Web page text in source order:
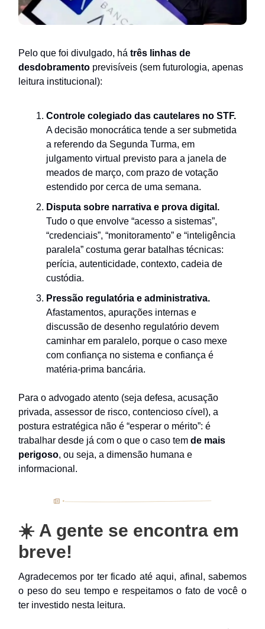
Pelo que foi divulgado, há três linhas de
desdobramento previsíveis (sem futurologia, apenas
leitura institucional):
Controle colegiado das cautelares no STF.
A decisão monocrática tende a ser submetida
a referendo da Segunda Turma, em
julgamento virtual previsto para a janela de
meados de março, com prazo de votação
estendido por cerca de uma semana.
Disputa sobre narrativa e prova digital.
Tudo o que envolve “acesso a sistemas”,
“credenciais”, “monitoramento” e “inteligência
paralela” costuma gerar batalhas técnicas:
perícia, autenticidade, contexto, cadeia de
custódia.
Pressão regulatória e administrativa.
Afastamentos, apurações internas e
discussão de desenho regulatório devem
caminhar em paralelo, porque o caso mexe
com confiança no sistema e confiança é
matéria-prima bancária.
Para o advogado atento (seja defesa, acusação
privada, assessor de risco, contencioso cível), a
postura estratégica não é “esperar o mérito”: é
trabalhar desde já com o que o caso tem de mais
perigoso, ou seja, a dimensão humana e
informacional.
☀️ A gente se encontra em
breve!
Agradecemos por ter ficado até aqui, afinal, sabemos
o peso do seu tempo e respeitamos o fato de você o
ter investido nesta leitura.